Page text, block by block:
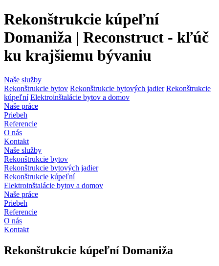
Rekonštrukcie kúpeľní
Domaniža | Reconstruct - kľúč
ku krajšiemu bývaniu
Naše služby
Rekonštrukcie bytov Rekonštrukcie bytových jadier Rekonštrukcie
kúpeľní Elektroinštalácie bytov a domov
Naše práce
Priebeh
Referencie
O nás
Kontakt
Naše služby
Rekonštrukcie bytov
Rekonštrukcie bytových jadier
Rekonštrukcie kúpeľní
Elektroinštalácie bytov a domov
Naše práce
Priebeh
Referencie
O nás
Kontakt
Rekonštrukcie kúpeľní Domaniža